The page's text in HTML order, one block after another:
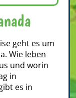
geht es um
Wie leben
und worin
in
es in